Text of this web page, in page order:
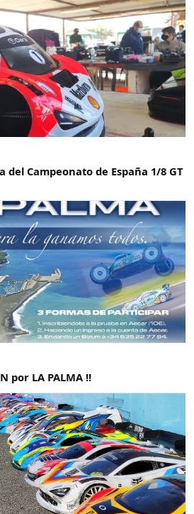
del Campeonato de España 1/8 GT
por LA PALMA !!